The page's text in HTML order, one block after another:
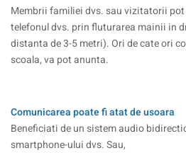
Membrii familiei dvs. sau vizitatorii
telefonul dvs. prin fluturarea mainii in
distanta de 3-5 metri). Ori de cate ori
scoala, va pot anunta.
Comunicarea poate fi atat de usoara
Beneficiati de un sistem audio
smartphone-ului dvs. Sau,